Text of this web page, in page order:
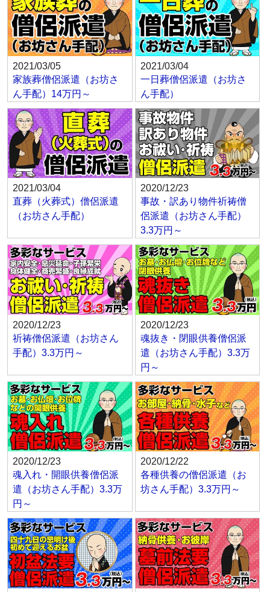
2021/03/05
家族葬僧侶派遣（お坊さ
ん手配）14万円～
2021/03/04
一日葬僧侶派遣（お坊さ
ん手配）
2021/03/04
直葬（火葬式）僧侶派遣
（お坊さん手配）
2020/12/23
事故・訳あり物件祈祷僧
侶派遣（お坊さん手配）
3.3万円～
2020/12/23
祈祷僧侶派遣（お坊さん
手配）3.3万円～
2020/12/23
魂抜き・閉眼供養僧侶派
遣（お坊さん手配）3.3万
円～
2020/12/23
魂入れ・開眼供養僧侶派
遣（お坊さん手配）3.3万
円～
2020/12/22
各種供養の僧侶派遣（お
坊さん手配）3.3万円～